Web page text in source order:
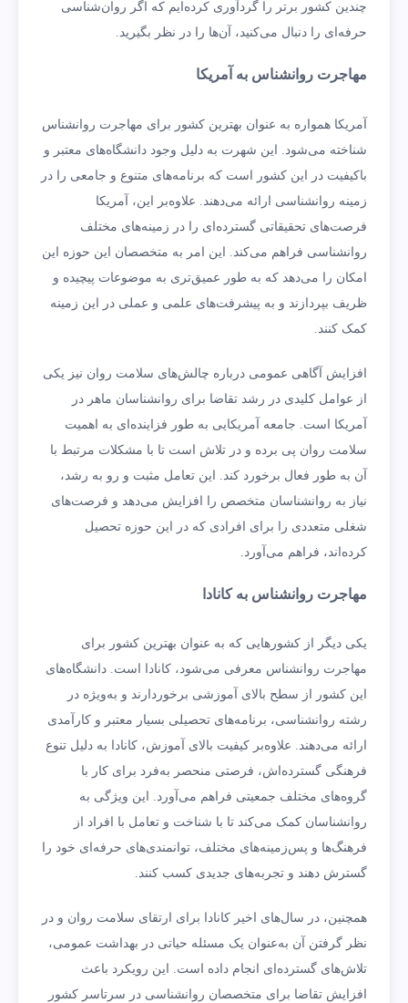
چندین کشور برتر را گردآوری کرده‌ایم که اگر روان‌شناسی
حرفه‌ای را دنبال می‌کنید، آن‌ها را در نظر بگیرید.
مهاجرت روانشناس به آمریکا
آمریکا همواره به عنوان بهترین کشور برای مهاجرت روانشناس
شناخته می‌شود. این شهرت به دلیل وجود دانشگاه‌های معتبر و
باکیفیت در این کشور است که برنامه‌های متنوع و جامعی را در
زمینه روانشناسی ارائه می‌دهند. علاوه‌بر این، آمریکا
فرصت‌های تحقیقاتی گسترده‌ای را در زمینه‌های مختلف
روانشناسی فراهم می‌کند. این امر به متخصصان این حوزه این
امکان را می‌دهد که به طور عمیق‌تری به موضوعات پیچیده و
ظریف بپردازند و به پیشرفت‌های علمی و عملی در این زمینه
کمک کنند.
افزایش آگاهی عمومی درباره چالش‌های سلامت روان نیز یکی
از عوامل کلیدی در رشد تقاضا برای روانشناسان ماهر در
آمریکا است. جامعه آمریکایی به طور فزاینده‌ای به اهمیت
سلامت روان پی برده و در تلاش است تا با مشکلات مرتبط با
آن به طور فعال برخورد کند. این تعامل مثبت و رو به رشد،
نیاز به روانشناسان متخصص را افزایش می‌دهد و فرصت‌های
شغلی متعددی را برای افرادی که در این حوزه تحصیل
کرده‌اند، فراهم می‌آورد.
مهاجرت روانشناس به کانادا
یکی دیگر از کشورهایی که به عنوان بهترین کشور برای
مهاجرت روانشناس معرفی می‌شود، کانادا است. دانشگاه‌های
این کشور از سطح بالای آموزشی برخوردارند و به‌ویژه در
رشته روانشناسی، برنامه‌های تحصیلی بسیار معتبر و کارآمدی
ارائه می‌دهند. علاوه‌بر کیفیت بالای آموزش، کانادا به دلیل تنوع
فرهنگی گسترده‌اش، فرصتی منحصر به‌فرد برای کار با
گروه‌های مختلف جمعیتی فراهم می‌آورد. این ویژگی به
روانشناسان کمک می‌کند تا با شناخت و تعامل با افراد از
فرهنگ‌ها و پس‌زمینه‌های مختلف، توانمندی‌های حرفه‌ای خود را
گسترش دهند و تجربه‌های جدیدی کسب کنند.
همچنین، در سال‌های اخیر کانادا برای ارتقای سلامت روان و در
نظر گرفتن آن به‌عنوان یک مسئله حیاتی در بهداشت عمومی،
تلاش‌های گسترده‌ای انجام داده است. این رویکرد باعث
افزایش تقاضا برای متخصصان روانشناسی در سرتاسر کشور